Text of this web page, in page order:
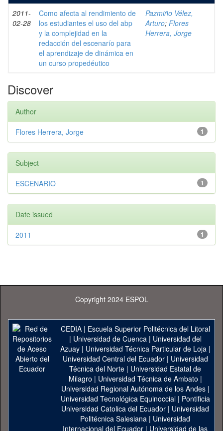
2011-
02-28
Como afecta al rendimiento de
los estudiantes el uso del abp
y la complejidad en la
redacción del escenarío para
el aprendizaje de dinámica en
un curso propedéutico
Pazmiño Vélez,
Arturo; Flores
Herrera, Jorge
Discover
Author
1
Flores Herrera, Jorge
Subject
1
ESCENARIO
Date issued
1
2011
Copyright 2024 ESPOL
CEDIA| Escuela Superior Politécnica del Litoral
| Universidad de Cuenca| Universidad del
Azuay| Universidad Técnica Particular de Loja|
Universidad Central del Ecuador| Universidad
Técnica del Norte | Universidad Estatal de
Milagro | Universidad Técnica de Ambato |
Universidad Regional Autónoma de los Andes|
Universidad Tecnológica Equinoccial| Pontificia
Universidad Catolica del Ecuador | Universidad
Politécnica Salesiana | Universidad
Internacional del Ecuador | Universidad de las